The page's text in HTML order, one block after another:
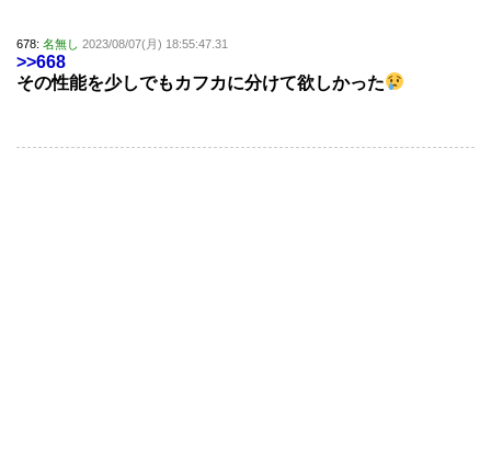
678: 名無し 2023/08/07(月) 18:55:47.31
>>668
その性能を少しでもカフカに分けて欲しかった